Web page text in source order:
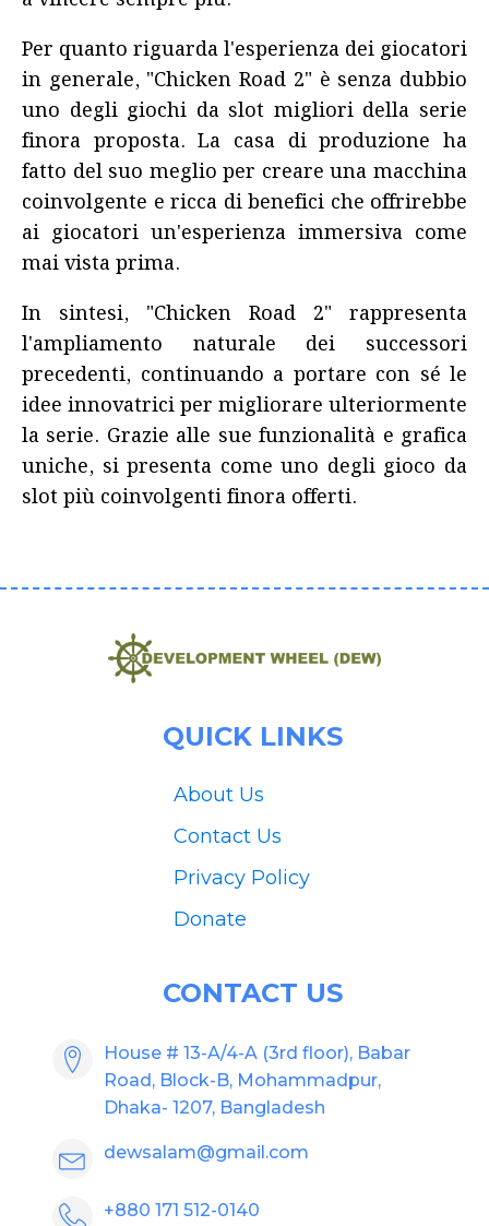
Per quanto riguarda l'esperienza dei giocatori
in generale, "Chicken Road 2" è senza dubbio
uno degli giochi da slot migliori della serie
finora proposta. La casa di produzione ha
fatto del suo meglio per creare una macchina
coinvolgente e ricca di benefici che offrirebbe
ai giocatori un'esperienza immersiva come
mai vista prima.
In sintesi, "Chicken Road 2" rappresenta
l'ampliamento naturale dei successori
precedenti, continuando a portare con sé le
idee innovatrici per migliorare ulteriormente
la serie. Grazie alle sue funzionalità e grafica
uniche, si presenta come uno degli gioco da
slot più coinvolgenti finora offerti.
QUICK LINKS
About Us
Contact Us
Privacy Policy
Donate
CONTACT US
House # 13-A/4-A (3rd floor), Babar
Road, Block-B, Mohammadpur,
Dhaka- 1207, Bangladesh
dewsalam@gmail.com
+880 171 512-0140